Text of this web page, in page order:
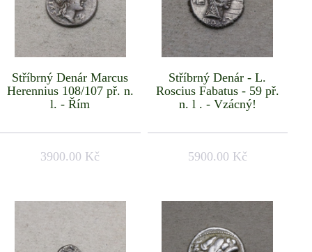
Stříbrný Denár Marcus
Herennius 108/107 př. n.
l. - Řím
3900.00 Kč
Stříbrný Denár - L.
Roscius Fabatus - 59 př.
n. l . - Vzácný!
5900.00 Kč